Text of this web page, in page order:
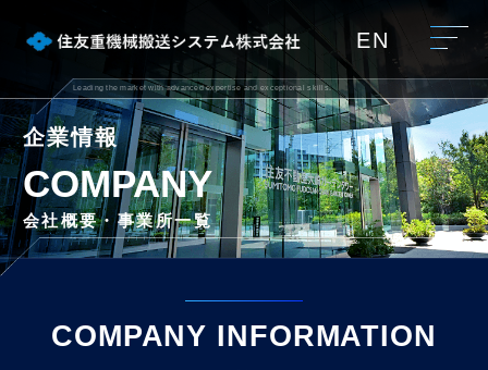
Leading the market with advanced expertise and exceptional skills.
EN
企業情報
COMPANY
会社概要・事業所一覧
COMPANY INFORMATION